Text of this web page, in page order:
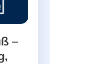
–